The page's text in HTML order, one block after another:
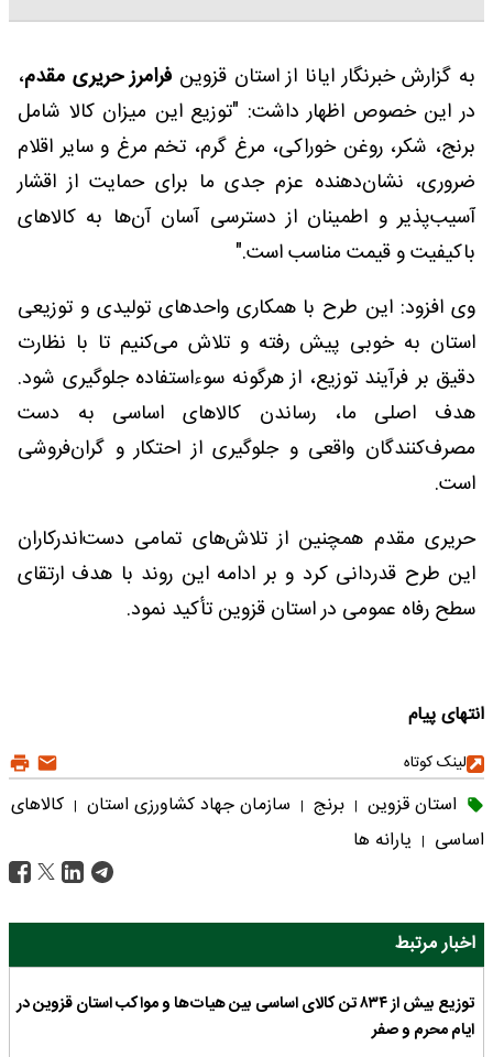
به گزارش خبرنگار ایانا از استان قزوین فرامرز حریری مقدم،
در این خصوص اظهار داشت: "توزیع این میزان کالا شامل
برنج، شکر، روغن خوراکی، مرغ گرم، تخم مرغ و سایر اقلام
ضروری، نشان‌دهنده عزم جدی ما برای حمایت از اقشار
آسیب‌پذیر و اطمینان از دسترسی آسان آن‌ها به کالاهای
باکیفیت و قیمت مناسب است."
وی افزود: این طرح با همکاری واحدهای تولیدی و توزیعی
استان به خوبی پیش رفته و تلاش می‌کنیم تا با نظارت
دقیق بر فرآیند توزیع، از هرگونه سوءاستفاده جلوگیری شود.
هدف اصلی ما، رساندن کالاهای اساسی به دست
مصرف‌کنندگان واقعی و جلوگیری از احتکار و گران‌فروشی
است.
حریری مقدم همچنین از تلاش‌های تمامی دست‌اندرکاران
این طرح قدردانی کرد و بر ادامه این روند با هدف ارتقای
سطح رفاه عمومی در استان قزوین تأکید نمود.
انتهای پیام
لینک کوتاه
استان قزوین | برنج | سازمان جهاد کشاورزی استان | کالاهای
اساسی | یارانه ها
اخبار مرتبط
توزیع بیش از ۸۳۴ تن کالای اساسی بین هیات‌ها و مواکب استان قزوین در
ایام محرم و صفر